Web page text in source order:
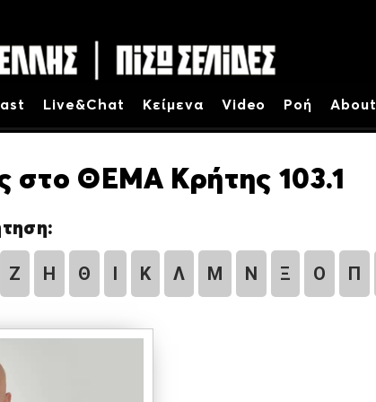
Live&Chat Κείμενα Video Ροή About
στο ΘΕΜΑ Κρήτης 103.1
Ζ Η Θ Ι Κ Λ Μ Ν Ξ Ο Π